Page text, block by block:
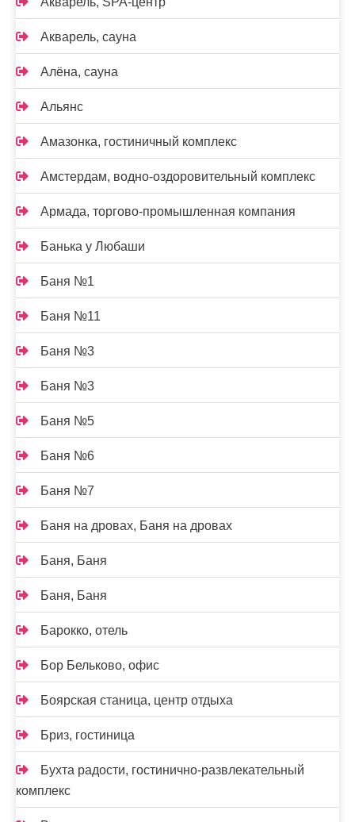
Акварель, сауна
Алёна, сауна
Альянс
Амазонка, гостиничный комплекс
Амстердам, водно-оздоровительный комплекс
Армада, торгово-промышленная компания
Банька у Любаши
Баня №1
Баня №11
Баня №3
Баня №3
Баня №5
Баня №6
Баня №7
Баня на дровах, Баня на дровах
Баня, Баня
Баня, Баня
Барокко, отель
Бор Бельково, офис
Боярская станица, центр отдыха
Бриз, гостиница
Бухта радости, гостинично-развлекательный
комплекс